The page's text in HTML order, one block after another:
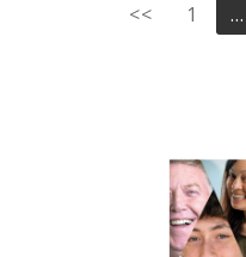
<< 1 …